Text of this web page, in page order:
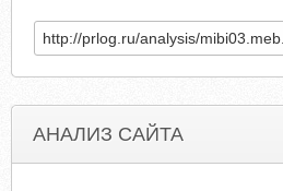
АНАЛИЗ САЙТА